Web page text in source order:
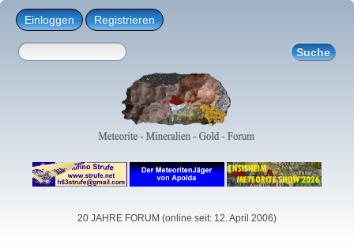
Einloggen Registrieren
20 JAHRE FORUM (online seit: 12. April 2006)